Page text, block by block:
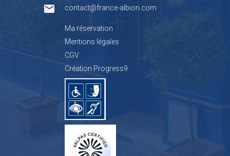
contact@france-albion.com
Ma réservation
Mentions légales
CGV
Création Progress9